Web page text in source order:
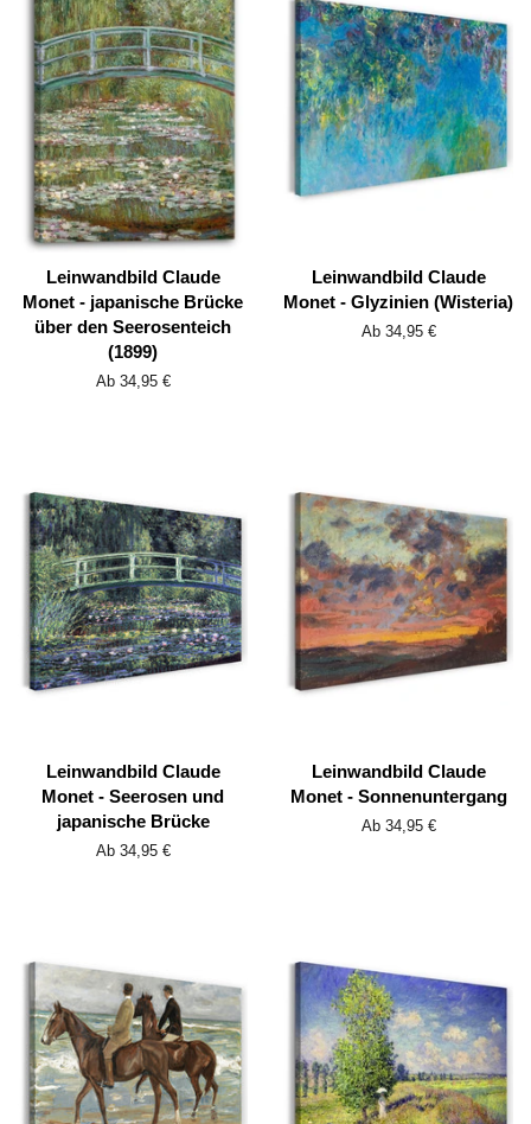
Leinwandbild Claude
Monet - japanische Brücke
über den Seerosenteich
(1899)
Ab 34,95 €
Leinwandbild Claude
Monet - Glyzinien (Wisteria)
Ab 34,95 €
Leinwandbild Claude
Monet - Seerosen und
japanische Brücke
Ab 34,95 €
Leinwandbild Claude
Monet - Sonnenuntergang
Ab 34,95 €